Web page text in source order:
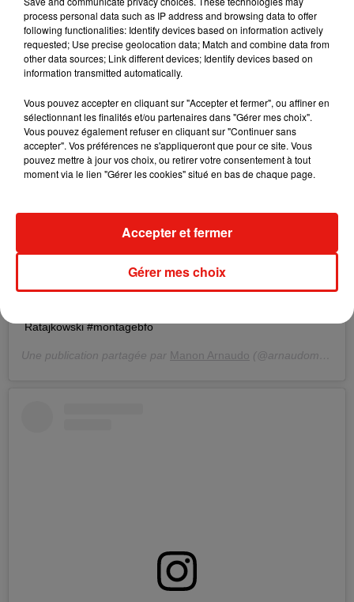
Une publication partagée parSdK(@sdikart) le27 Mars 2019 à 2 :04 PDT
Ratajkowski #montagebfo
Une publication partagée par Manon Arnaudo (@arnaudomanon) le
process personal data such as IP address and browsing data to offer
following functionalities: Identify devices based on information actively
requested; Use precise geolocation data; Match and combine data from
other data sources; Link different devices; Identify devices based on
information transmitted automatically.
Vous pouvez accepter en cliquant sur "Accepter et fermer", ou affiner en
sélectionnant les finalités et/ou partenaires dans "Gérer mes choix".
Vous pouvez également refuser en cliquant sur "Continuer sans
accepter". Vos préférences ne s'appliqueront que pour ce site. Vous
pouvez mettre à jour vos choix, ou retirer votre consentement à tout
moment via le lien "Gérer les cookies" situé en bas de chaque page.
Gérer mes choix
Accepter et fermer